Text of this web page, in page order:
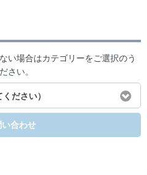
い場合はカテゴリーをご選択のう
さい。
ください）
い合わせ